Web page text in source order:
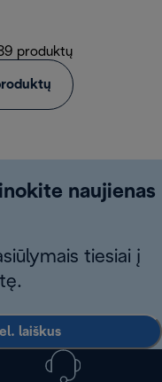
produktų
naujienas
tiesiai į
laiškus